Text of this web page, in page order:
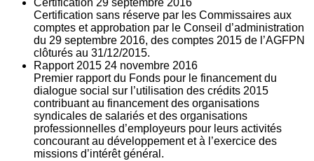
Certification 29 septembre 2016
Certification sans réserve par les Commissaires aux
comptes et approbation par le Conseil d’administration
du 29 septembre 2016, des comptes 2015 de l’AGFPN
clôturés au 31/12/2015.
Rapport 2015 24 novembre 2016
Premier rapport du Fonds pour le financement du
dialogue social sur l’utilisation des crédits 2015
contribuant au financement des organisations
syndicales de salariés et des organisations
professionnelles d’employeurs pour leurs activités
concourant au développement et à l’exercice des
missions d’intérêt général.